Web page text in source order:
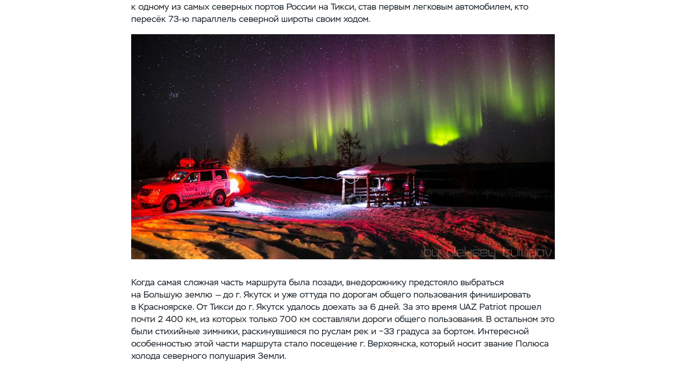
к одному из самых северных портов России на Тикси, став первым легковым автомобилем, кто
пересёк 73-ю параллель северной широты своим ходом.
Когда самая сложная часть маршрута была позади, внедорожнику предстояло выбраться
на Большую землю — до г. Якутск и уже оттуда по дорогам общего пользования финишировать
в Красноярске. От Тикси до г. Якутск удалось доехать за 6 дней. За это время UAZ Patriot прошел
почти 2 400 км, из которых только 700 км составляли дороги общего пользования. В остальном это
были стихийные зимники, раскинувшиеся по руслам рек и −33 градуса за бортом. Интересной
особенностью этой части маршрута стало посещение г. Верхоянска, который носит звание Полюса
холода северного полушария Земли.